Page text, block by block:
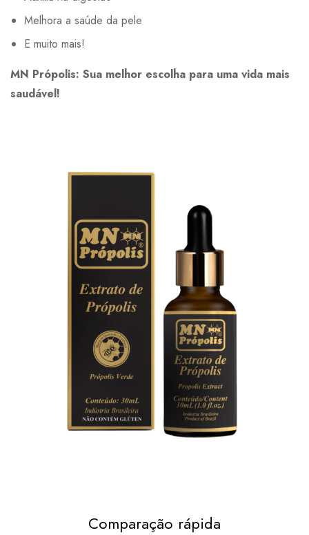
Melhora a saúde da pele
E muito mais!
MN Própolis: Sua melhor escolha para uma vida mais
saudável!
Comparação rápida